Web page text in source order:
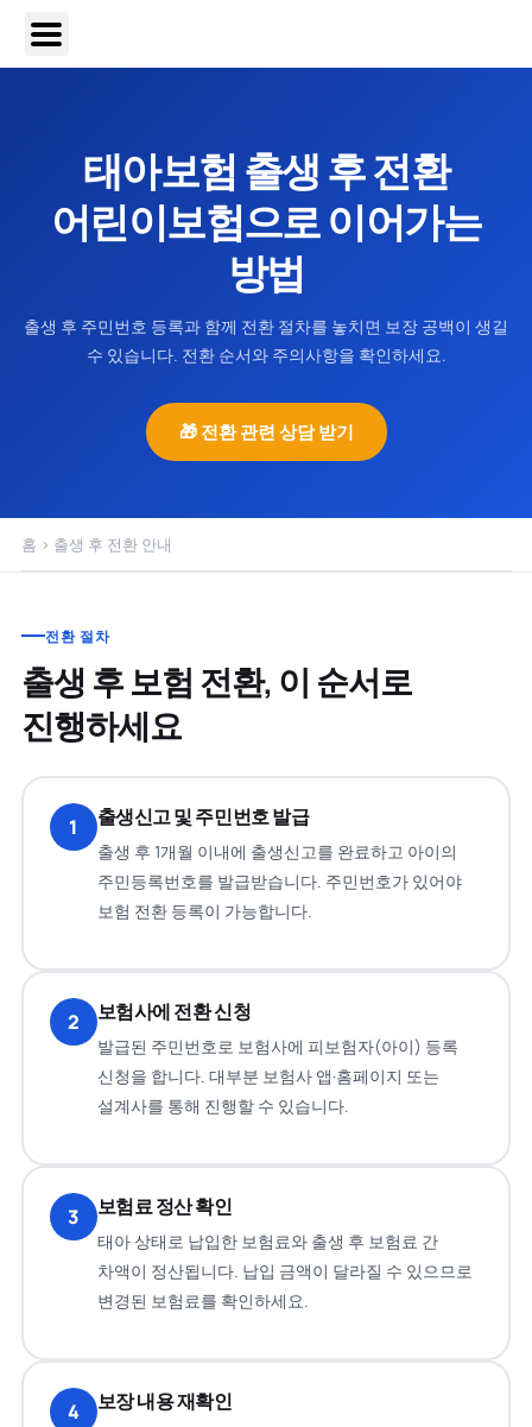
태아보험 출생 후 전환
어린이보험으로 이어가는
방법
출생 후 주민번호 등록과 함께 전환 절차를 놓치면 보장 공백이 생길
수 있습니다. 전환 순서와 주의사항을 확인하세요.
🎁 전환 관련 상담 받기
홈 › 출생 후 전환 안내
전환 절차
출생 후 보험 전환, 이 순서로
진행하세요
1 출생신고 및 주민번호 발급
출생 후 1개월 이내에 출생신고를 완료하고 아이의
주민등록번호를 발급받습니다. 주민번호가 있어야
보험 전환 등록이 가능합니다.
2 보험사에 전환 신청
발급된 주민번호로 보험사에 피보험자(아이) 등록
신청을 합니다. 대부분 보험사 앱·홈페이지 또는
설계사를 통해 진행할 수 있습니다.
3 보험료 정산 확인
태아 상태로 납입한 보험료와 출생 후 보험료 간
차액이 정산됩니다. 납입 금액이 달라질 수 있으므로
변경된 보험료를 확인하세요.
4 보장 내용 재확인